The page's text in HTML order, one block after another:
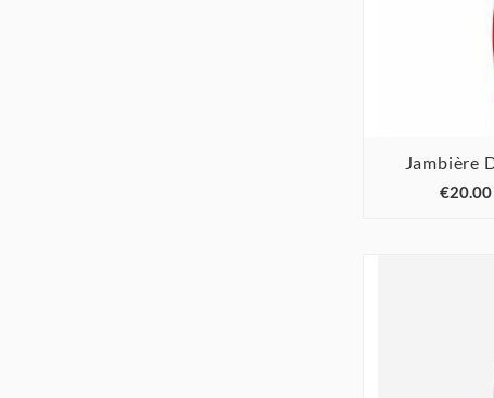
Jambière
€20.00